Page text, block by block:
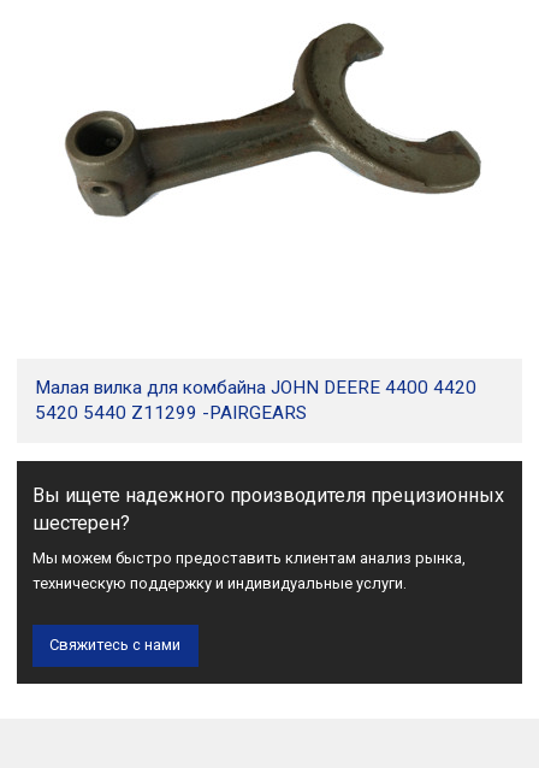
Малая вилка для комбайна JOHN DEERE 4400 4420
5420 5440 Z11299 -PAIRGEARS
Вы ищете надежного производителя прецизионных
шестерен?
Мы можем быстро предоставить клиентам анализ рынка,
техническую поддержку и индивидуальные услуги.
Свяжитесь с нами